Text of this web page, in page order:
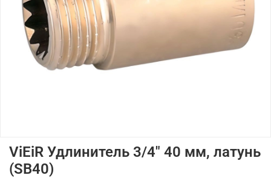
ViEiR Удлинитель 3/4" 40 мм, латунь
(SB40)